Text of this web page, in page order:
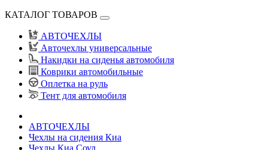
КАТАЛОГ ТОВАРОВ
АВТОЧЕХЛЫ
Авточехлы универсальные
Накидки на сиденья автомобиля
Коврики автомобильные
Оплетка на руль
Тент для автомобиля
АВТОЧЕХЛЫ
Чехлы на сидения Киа
Чехлы Киа Соул